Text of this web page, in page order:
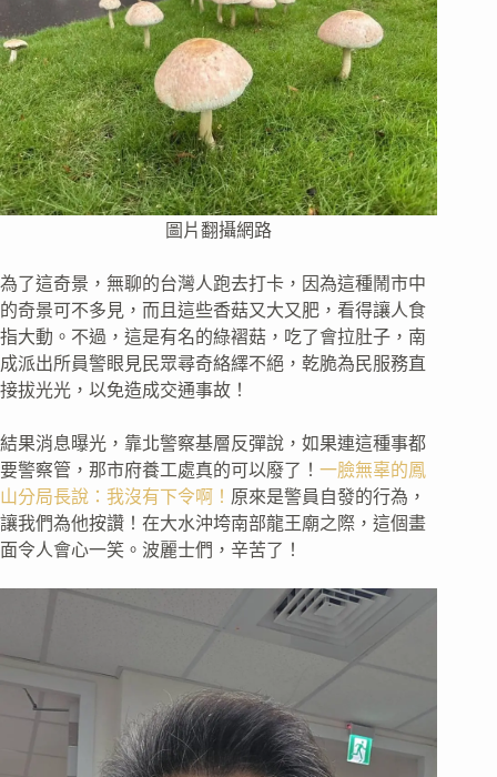
圖片翻攝網路
為了這奇景，無聊的台灣人跑去打卡，因為這種鬧市中
的奇景可不多見，而且這些香菇又大又肥，看得讓人食
指大動。不過，這是有名的綠褶菇，吃了會拉肚子，南
成派出所員警眼見民眾尋奇絡繹不絕，乾脆為民服務直
接拔光光，以免造成交通事故！
結果消息曝光，靠北警察基層反彈說，如果連這種事都
要警察管，那市府養工處真的可以廢了！ 一臉無辜的鳳
山分局長說：我沒有下令啊！ 原來是警員自發的行為，
讓我們為他按讚！在大水沖垮南部龍王廟之際，這個畫
面令人會心一笑。波麗士們，辛苦了！